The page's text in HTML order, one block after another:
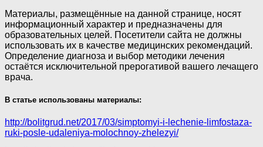
Материалы, размещённые на данной странице, носят
информационный характер и предназначены для
образовательных целей. Посетители сайта не должны
использовать их в качестве медицинских рекомендаций.
Определение диагноза и выбор методики лечения
остаётся исключительной прерогативой вашего лечащего
врача.
В статье использованы материалы:
http://bolitgrud.net/2017/03/simptomyi-i-lechenie-limfostaza-
ruki-posle-udaleniya-molochnoy-zhelezyi/